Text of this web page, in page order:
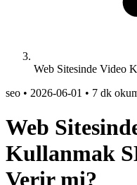
Web Sitesinde Video
seo • 2026-06-01 • 7 dk
Web
Kullanmak
Verir mi?